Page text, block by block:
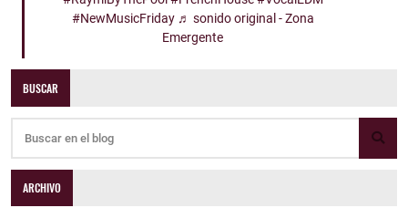
#NewMusicFriday ♬ sonido original - Zona
Emergente
BUSCAR
ARCHIVO